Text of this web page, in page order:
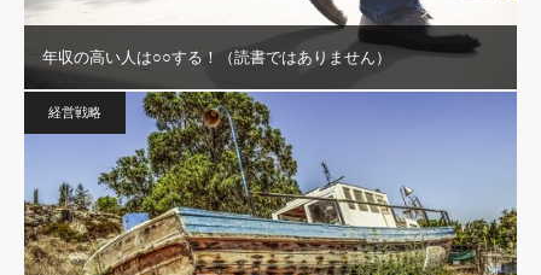
年収の高い人は○○する！（読書ではありません）
経営戦略